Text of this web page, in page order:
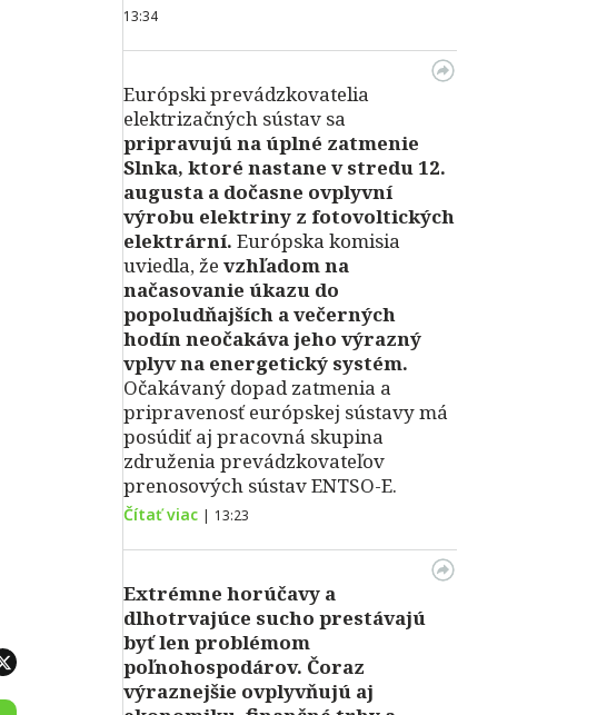
13:34
Európski prevádzkovatelia
elektrizačných sústav sa
pripravujú na úplné zatmenie
Slnka, ktoré nastane v stredu 12.
augusta a dočasne ovplyvní
výrobu elektriny z fotovoltických
elektrární. Európska komisia
uviedla, že vzhľadom na
načasovanie úkazu do
popoludňajších a večerných
hodín neočakáva jeho výrazný
vplyv na energetický systém.
Očakávaný dopad zatmenia a
pripravenosť európskej sústavy má
posúdiť aj pracovná skupina
združenia prevádzkovateľov
prenosových sústav ENTSO-E.
Čítať viac | 13:23
Extrémne horúčavy a
dlhotrvajúce sucho prestávajú
byť len problémom
poľnohospodárov. Čoraz
výraznejšie ovplyvňujú aj